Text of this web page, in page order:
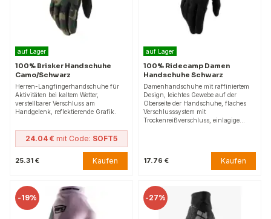
auf Lager
100% Brisker Handschuhe
Camo/Schwarz
Herren-Langfingerhandschuhe für
Aktivitäten bei kaltem Wetter,
verstellbarer Verschluss am
Handgelenk, reflektierende Grafik.
24.04 € mit Code: SOFT5
25.31 € Kaufen
auf Lager
100% Ridecamp Damen
Handschuhe Schwarz
Damenhandschuhe mit raffiniertem
Design, leichtes Gewebe auf der
Oberseite der Handschuhe, flaches
Verschlusssystem mit
Trockenreißverschluss, einlagige…
17.76 € Kaufen
-19% -27%